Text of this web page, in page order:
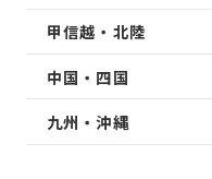
甲信越・北陸
中国・四国
九州・沖縄